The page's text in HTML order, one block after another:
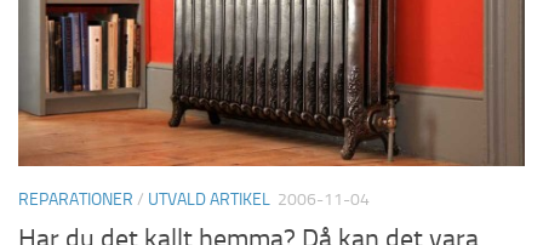
REPARATIONER / UTVALD ARTIKEL 2006-11-04
Har du det kallt hemma? Då kan det vara